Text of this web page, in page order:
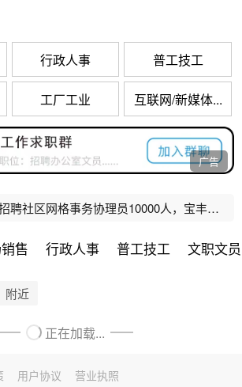
行政人事 普工技工
工厂工业 互联网/新媒体...
广告
河南招聘社区网格事务协理员10000人，宝丰招聘47人！
公办养老机构招聘工作人员公告
售 行政人事 普工技工 文职文员
附近
正在加载...
用户协议 营业执照